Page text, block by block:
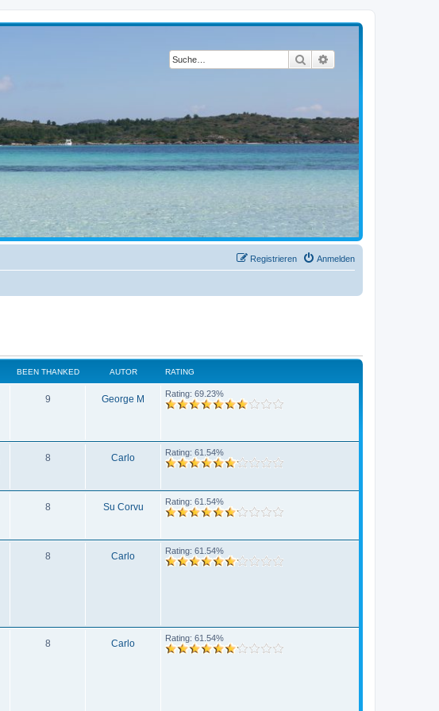
Suche
Anmelden
Registrieren
BEEN THANKED AUTOR RATING
9 George M Rating: 69.23%
8 Carlo Rating: 61.54%
8 Su Corvu Rating: 61.54%
8 Carlo Rating: 61.54%
8 Carlo Rating: 61.54%